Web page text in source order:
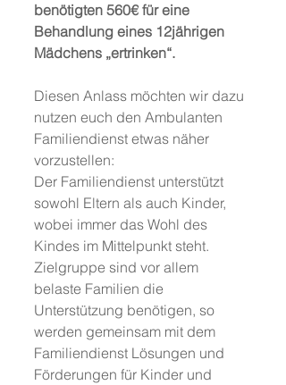
benötigten 560€ für eine
Behandlung eines 12jährigen
Mädchens „ertrinken“.
Diesen Anlass möchten wir dazu
nutzen euch den Ambulanten
Familiendienst etwas näher
vorzustellen:
Der Familiendienst unterstützt
sowohl Eltern als auch Kinder,
wobei immer das Wohl des
Kindes im Mittelpunkt steht.
Zielgruppe sind vor allem
belaste Familien die
Unterstützung benötigen, so
werden gemeinsam mit dem
Familiendienst Lösungen und
Förderungen für Kinder und